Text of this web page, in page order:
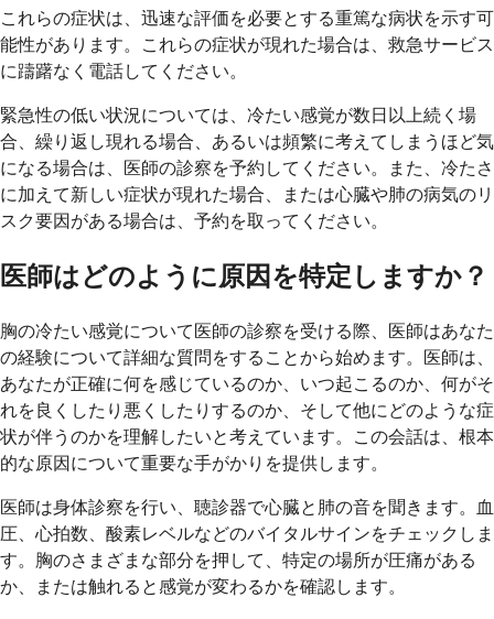
これらの症状は、迅速な評価を必要とする重篤な病状を示す可
能性があります。これらの症状が現れた場合は、救急サービス
に躊躇なく電話してください。
緊急性の低い状況については、冷たい感覚が数日以上続く場
合、繰り返し現れる場合、あるいは頻繁に考えてしまうほど気
になる場合は、医師の診察を予約してください。また、冷たさ
に加えて新しい症状が現れた場合、または心臓や肺の病気のリ
スク要因がある場合は、予約を取ってください。
医師はどのように原因を特定しますか？
胸の冷たい感覚について医師の診察を受ける際、医師はあなた
の経験について詳細な質問をすることから始めます。医師は、
あなたが正確に何を感じているのか、いつ起こるのか、何がそ
れを良くしたり悪くしたりするのか、そして他にどのような症
状が伴うのかを理解したいと考えています。この会話は、根本
的な原因について重要な手がかりを提供します。
医師は身体診察を行い、聴診器で心臓と肺の音を聞きます。血
圧、心拍数、酸素レベルなどのバイタルサインをチェックしま
す。胸のさまざまな部分を押して、特定の場所が圧痛がある
か、または触れると感覚が変わるかを確認します。